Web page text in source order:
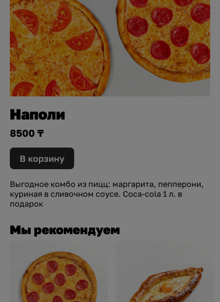
Наполи
8500 ₸
В корзину
Выгодное комбо из пицц: маргарита, пепперони,
куриная в сливочном соусе. Coca-cola 1 л. в
подарок
Мы рекомендуем